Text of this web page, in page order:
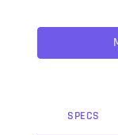
not only five
typesetting,
popularised in
SPECS